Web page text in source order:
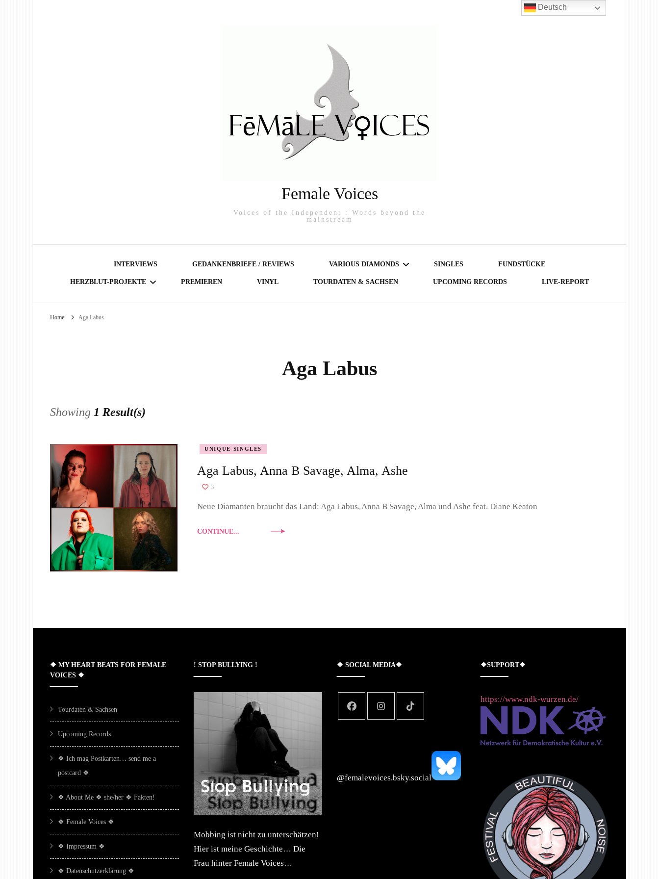
Female Voices
Voices of the Independent : Words beyond the
mainstream
INTERVIEWS GEDANKENBRIEFE / REVIEWS VARIOUS DIAMONDS
PORTRAIT
SINGLES FUNDSTÜCKE
HERZBLUT-PROJEKTE PREMIEREN VINYL TOURDATEN & SACHSEN UPCOMING RECORDS LIVE-REPORT
Home Aga Labus
Aga Labus
Showing 1 Result(s)
UNIQUE SINGLES
Aga Labus, Anna B Savage, Alma, Ashe
3
Neue Diamanten braucht das Land: Aga Labus, Anna B Savage, Alma und Ashe feat. Diane Keaton
CONTINUE...
❖ MY HEART BEATS FOR FEMALE
VOICES ❖
Tourdaten & Sachsen
Upcoming Records
❖ Ich mag Postkarten… send me a
postcard ❖
❖ About Me ❖ she/her ❖ Fakten!
❖ Female Voices ❖
❖ Impressum ❖
❖ Datenschutzerklärung ❖
! STOP BULLYING !
Mobbing ist nicht zu unterschätzen!
Hier ist meine Geschichte… Die
Frau hinter Female Voices…
❖ SOCIAL MEDIA❖
‪@femalevoices.bsky.social‬
❖SUPPORT❖
https://www.ndk-wurzen.de/
Deutsch